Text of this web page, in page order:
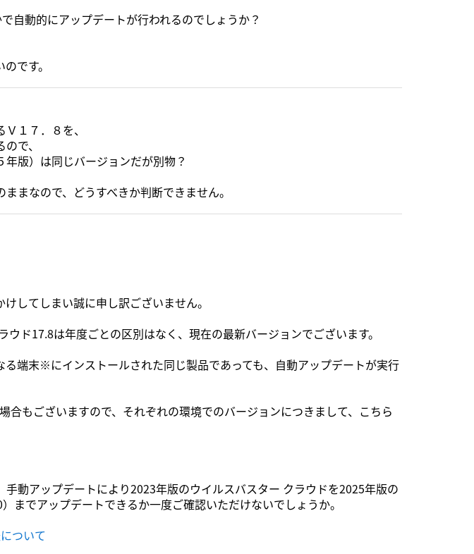
自動的にアップデートが行われるのでしょうか？
です。
１７．８を、
で、
版）は同じバージョンだが別物？
まなので、どうすべきか判断できません。
してしまい誠に申し訳ございません。
ド17.8は年度ごとの区別はなく、現在の最新バージョンでございます。
端末※にインストールされた同じ製品であっても、自動アップデートが実行
もございますので、それぞれの環境でのバージョンにつきまして、こちら
動アップデートにより2023年版のウイルスバスター クラウドを2025年版の
までアップデートできるか一度ご確認いただけないでしょうか。
ついて